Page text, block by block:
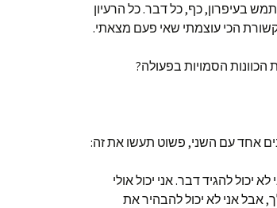
בעיפרון, כף, כל דבר. כל הרעיון
הכי עוצמתי שאי פעם מצאתי.
הסמויות בפעולה?
אחד עם השני, פשוט תעשו את זה:
יכול להגיד דבר. אני יכול אולי
אני לא יכול להבהיר את